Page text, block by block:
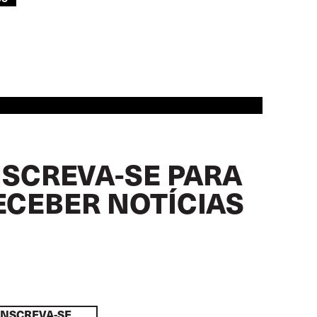
SE PARA
NOTÍCIAS